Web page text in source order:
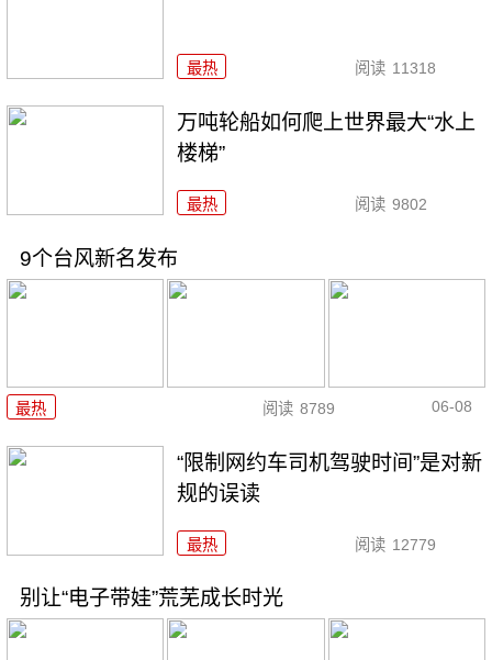
最热 阅读 11318
万吨轮船如何爬上世界最大“水上
楼梯”
最热 阅读 9802
9个台风新名发布
最热 阅读 8789 06-08
“限制网约车司机驾驶时间”是对新
规的误读
最热 阅读 12779
别让“电子带娃”荒芜成长时光